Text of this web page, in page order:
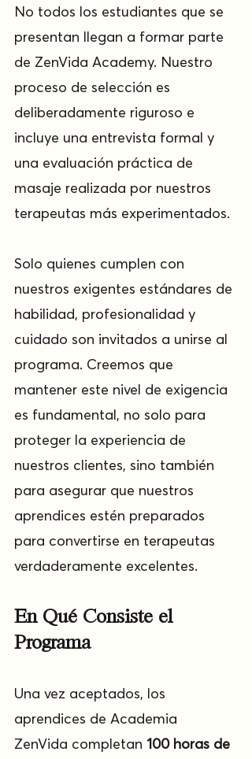
No todos los estudiantes que se
presentan llegan a formar parte
de ZenVida Academy. Nuestro
proceso de selección es
deliberadamente riguroso e
incluye una entrevista formal y
una evaluación práctica de
masaje realizada por nuestros
terapeutas más experimentados.
Solo quienes cumplen con
nuestros exigentes estándares de
habilidad, profesionalidad y
cuidado son invitados a unirse al
programa. Creemos que
mantener este nivel de exigencia
es fundamental, no solo para
proteger la experiencia de
nuestros clientes, sino también
para asegurar que nuestros
aprendices estén preparados
para convertirse en terapeutas
verdaderamente excelentes.
En Qué Consiste el
Programa
Una vez aceptados, los
aprendices de Academia
ZenVida completan 100 horas de